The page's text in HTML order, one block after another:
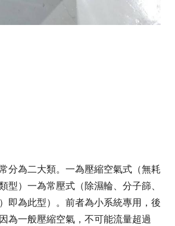
分為二大類。一為壓縮空氣式（無耗
型）一為常壓式（除濕輪、分子篩、
即為此型）。前者為小系統專用，後
為一般壓縮空氣，不可能流量超過